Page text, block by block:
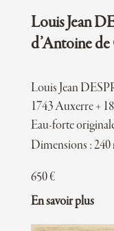
Louis Jean
d’Antoine de
Louis Jean
1743 Auxerre +
Eau-forte
Dimensions :
650€
En savoir plus